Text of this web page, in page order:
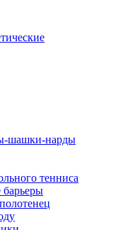
шашки-нарды
тенниса
барьеры